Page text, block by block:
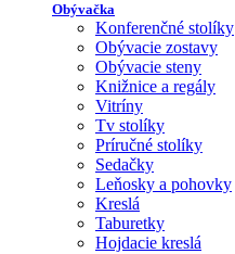
Obývačka
Konferenčné stolíky
Obývacie zostavy
Obývacie steny
Knižnice a regály
Vitríny
Tv stolíky
Príručné stolíky
Sedačky
Leňosky a pohovky
Kreslá
Taburetky
Hojdacie kreslá